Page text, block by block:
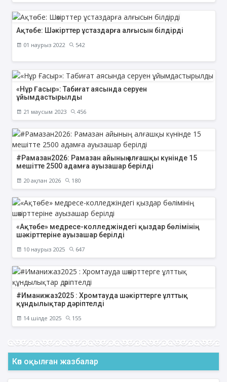
Ақтөбе: Шәкірттер ұстаздарға алғысын білдірді
01 наурыз 2022 542
«Нұр Ғасыр»: Табиғат аясында серуен
ұйымдастырылды
21 маусым 2023 456
#Рамазан2026: Рамазан айының алғашқы күнінде 15
мешітте 2500 адамға ауызашар берілді
20 ақпан 2026 180
«Ақтөбе» медресе-колледжіндегі қыздар бөлімінің
шәкірттеріне ауызашар берілді
10 наурыз 2025 647
#Иманижаз2025 : Хромтауда шәкірттерге ұлттық
құндылықтар дәріптелді
14 шілде 2025 155
Көп оқылған жазбалар